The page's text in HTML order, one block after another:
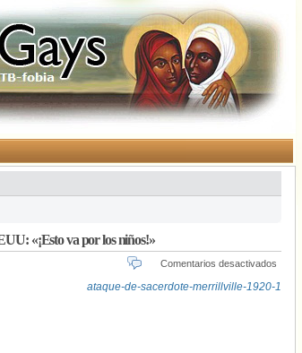
«¡Esto va por los niños!»
Comentarios desactivados